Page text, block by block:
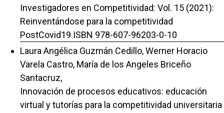
Investigadores en Competitividad: Vol. 15 (2021):
Reinventándose para la competitividad
PostCovid19 ISBN 978-607-96203-0-10
Laura Angélica Guzmán Cedillo, Werner Horacio
Varela Castro, María de los Angeles Briceño
Santacruz,
Innovación de procesos educativos: educación
virtual y tutorías para la competitividad universitaria